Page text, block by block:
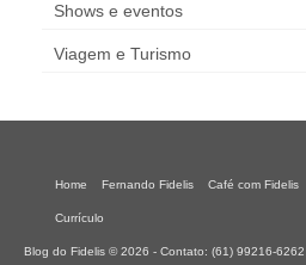
Shows e eventos
Viagem e Turismo
Home Fernando Fidelis Café com Fidelis
Currículo
Blog do Fidelis © 2026 - Contato: (61) 99216-6262